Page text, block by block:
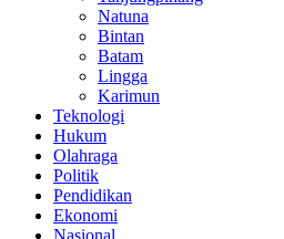
Natuna
Bintan
Batam
Lingga
Karimun
Teknologi
Hukum
Olahraga
Politik
Pendidikan
Ekonomi